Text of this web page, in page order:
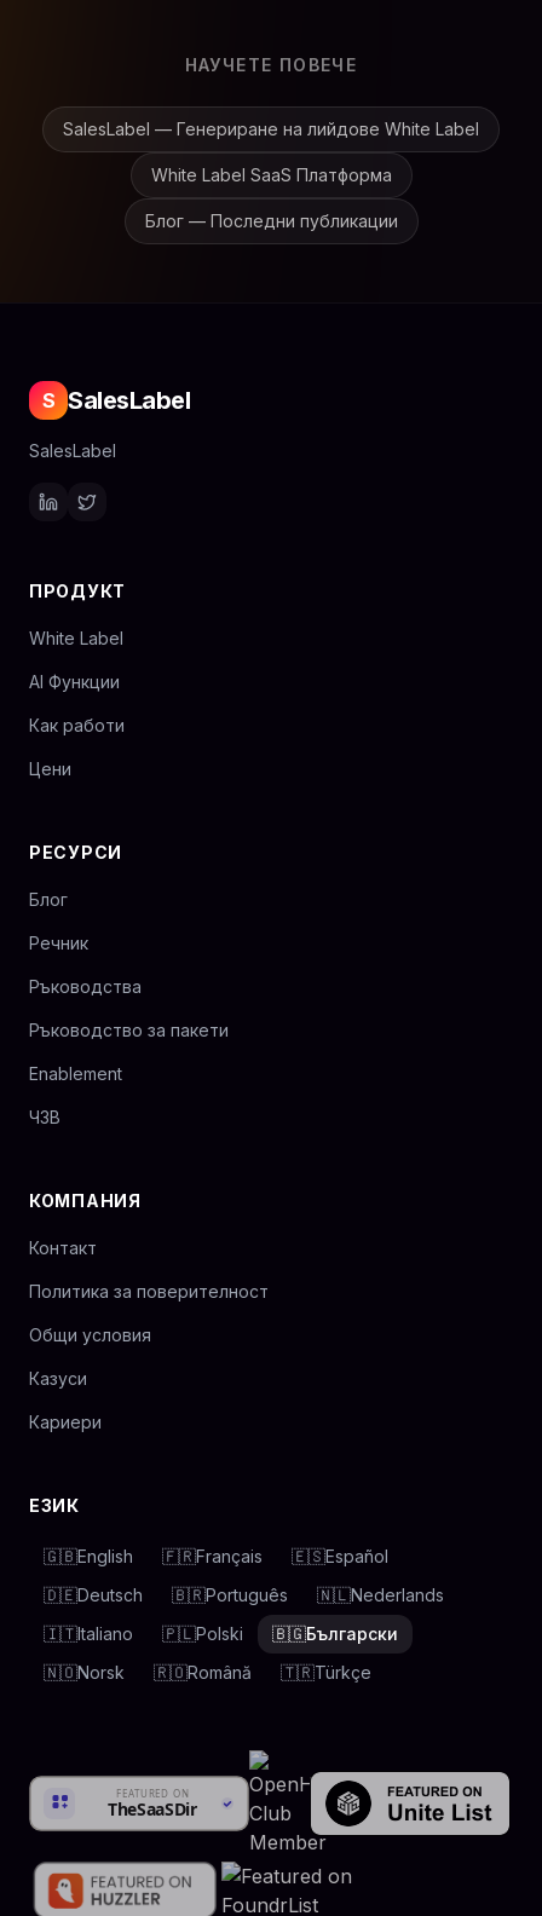
НАУЧЕТЕ ПОВЕЧЕ
SalesLabel — Генериране на лийдове White Label
White Label SaaS Платформа
Блог — Последни публикации
S SalesLabel
SalesLabel
ПРОДУКТ
White Label
AI Функции
Как работи
Цени
РЕСУРСИ
Блог
Речник
Ръководства
Ръководство за пакети
Enablement
ЧЗВ
КОМПАНИЯ
Контакт
Политика за поверителност
Общи условия
Казуси
Кариери
ЕЗИК
🇬🇧English 🇫🇷Français 🇪🇸Español
🇩🇪Deutsch 🇧🇷Português 🇳🇱Nederlands
🇮🇹Italiano 🇵🇱Polski 🇧🇬Български
🇳🇴Norsk 🇷🇴Română 🇹🇷Türkçe